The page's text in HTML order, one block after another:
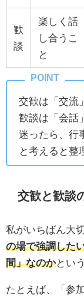
歓
談
楽しく話
し合うこ
と
交歓は「交流
歓談は「会話
迷ったら、行
と考えると整
交歓と歓談
私がいちばん大
の場で強調した
間」なのかとい
たとえば、「参